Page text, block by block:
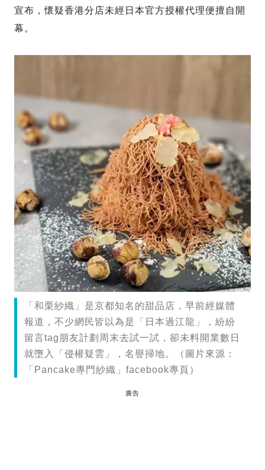
宣布，懷疑香港分店未經日本官方授權代理便擅自開
幕。
「和栗紗織」是京都知名的甜品店，早前經媒體
報道，不少網民皆以為是「日本過江龍」，紛紛
留言tag朋友計劃周末去試一試，卻未料開業數日
就墮入「侵權疑雲」，名譽掃地。（圖片來源：
「Pancake專門紗織」facebook專頁）
廣告